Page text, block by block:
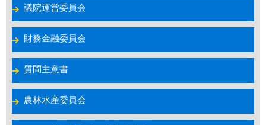
議院運営委員会
財務金融委員会
質問主意書
農林水産委員会